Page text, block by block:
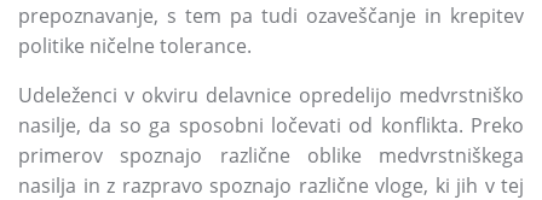
prepoznavanje, s tem pa tudi ozaveščanje in krepitev
politike ničelne tolerance.
Udeleženci v okviru delavnice opredelijo medvrstniško
nasilje, da so ga sposobni ločevati od konflikta. Preko
primerov spoznajo različne oblike medvrstniškega
nasilja in z razpravo spoznajo različne vloge, ki jih v tej